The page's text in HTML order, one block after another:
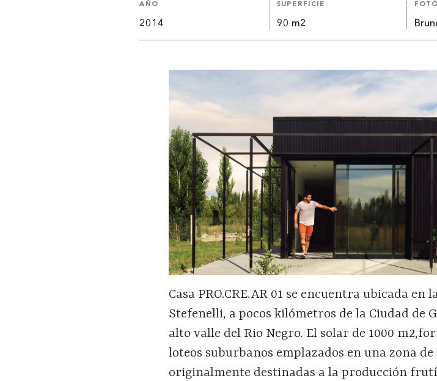
AÑO
2014
SUPERFICIE
90 m2
Casa PRO.CRE.AR 01 se encuentra ubicada en
Stefenelli, a pocos kilómetros de la Ciudad de
alto valle del Rio Negro. El solar de 1000
loteos suburbanos emplazados en una zona
originalmente destinadas a la producción